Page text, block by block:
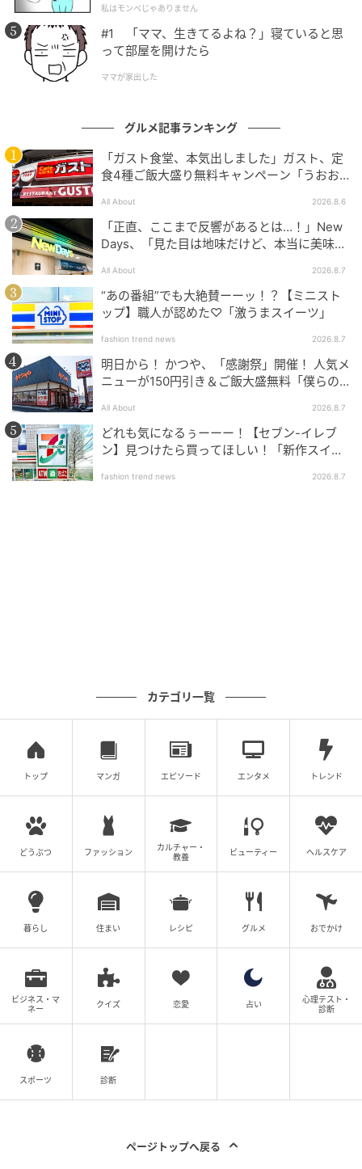
ーズです。
爽やかなフルーツ系からコクのある味わいまでバリエ
ーション豊かなラインナップで、ティータイムの差し
商品名：スティックラスク フルール
価格：3本入 897円（税込）／5本入 1,404円（税
込）／10本入 2,592円（税込）／15本入 3,726円（税
込）／20本入 4,860円（税込）
日持ち：製造より60日間
発売日：2026年5月23日（土）
キューブラスク クルール / Le Cube Rusk
Couleur
形状が異なる珍しい仕様です。
アイシングクリームはソーダ・ストロベリー・ブルー
ベリー・マンゴー・ラズベリー・メロン・レモンの7種
類を展開しています。
ソーダやメロン、柑橘系など夏の季節感に合わせたフ
レーバー構成で、小ぶりなサイズながら一粒ずつ個性
の異なる味わいが楽しめます。
商品名：キューブラスク クルール
価格：5個入 1,620円（税込）／12個入 3,024円
日持ち：製造より60日間
発売日：2026年5月23日（土）
Rusk Grandes Soleil
私はモンペじゃありません
#1 「ママ、生きてるよね？」寝ていると思
って部屋を開けたら
ママが家出した
グルメ記事ランキング
「ガスト食堂、本気出しました」ガスト、定
食4種ご飯大盛り無料キャンペーン「うおお
All About 2026.8.6
「正直、ここまで反響があるとは…！」New
Days、「見た目は地味だけど、本当に美味し
All About 2026.8.7
“あの番組”でも大絶賛ーーッ！？【ミニスト
ップ】職人が認めた♡「激うまスイーツ」
fashion trend news 2026.8.7
明日から！ かつや、「感謝祭」開催！ 人気メ
ニューが150円引き＆ご飯大盛無料「僕らの
All About 2026.8.7
どれも気になるぅーーー！【セブン-イレブ
ン】見つけたら買ってほしい！「新作スイー
fashion trend news 2026.8.7
カテゴリ一覧
トップ マンガ エピソード エンタメ トレンド
どうぶつ ファッション
カルチャー・
教養
ビューティー ヘルスケア
暮らし 住まい レシピ グルメ おでかけ
ビジネス・マ
ネー
クイズ 恋愛 占い
心理テスト・
診断
スポーツ 診断
ページトップへ戻る